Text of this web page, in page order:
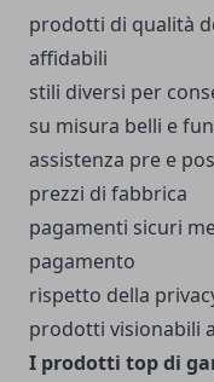
prodotti di qualità
affidabili
stili diversi per
su misura belli e
assistenza pre e
prezzi di fabbrica
pagamenti sicuri
pagamento
rispetto della
prodotti visionabili
I prodotti top di